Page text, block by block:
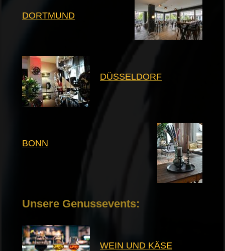
DORTMUND
DÜSSELDORF
BONN
Unsere Genussevents:
WEIN UND KÄSE